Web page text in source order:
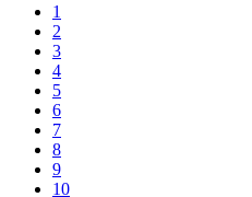
1
2
3
4
5
6
7
8
9
10